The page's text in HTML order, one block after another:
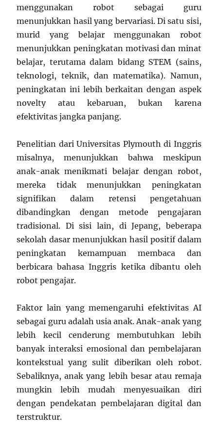
menggunakan robot sebagai guru
menunjukkan hasil yang bervariasi. Di satu sisi,
murid yang belajar menggunakan robot
menunjukkan peningkatan motivasi dan minat
belajar, terutama dalam bidang STEM (sains,
teknologi, teknik, dan matematika). Namun,
peningkatan ini lebih berkaitan dengan aspek
novelty atau kebaruan, bukan karena
efektivitas jangka panjang.
Penelitian dari Universitas Plymouth di Inggris
misalnya, menunjukkan bahwa meskipun
anak-anak menikmati belajar dengan robot,
mereka tidak menunjukkan peningkatan
signifikan dalam retensi pengetahuan
dibandingkan dengan metode pengajaran
tradisional. Di sisi lain, di Jepang, beberapa
sekolah dasar menunjukkan hasil positif dalam
peningkatan kemampuan membaca dan
berbicara bahasa Inggris ketika dibantu oleh
robot pengajar.
Faktor lain yang memengaruhi efektivitas AI
sebagai guru adalah usia anak. Anak-anak yang
lebih kecil cenderung membutuhkan lebih
banyak interaksi emosional dan pembelajaran
kontekstual yang sulit diberikan oleh robot.
Sebaliknya, anak yang lebih besar atau remaja
mungkin lebih mudah menyesuaikan diri
dengan pendekatan pembelajaran digital dan
terstruktur.